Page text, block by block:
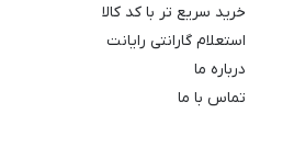
خرید سریع تر با کد کالا
استعلام گارانتی رایانت
درباره ما
تماس با ما